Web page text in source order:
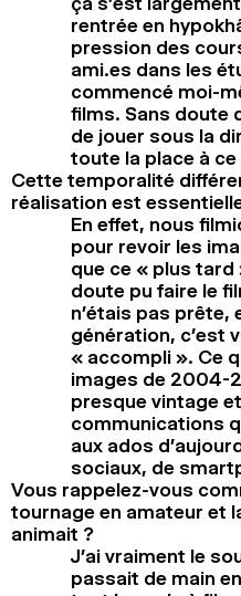
rentrée en
pression des
ami.es dans les
commencé moi-
films. Sans doute
de jouer sous la
toute la place à
Cette temporalité
réalisation est
En effet, nous
pour revoir les
que ce « plus tard
doute pu faire le
n’étais pas prête,
génération, c’est
« accompli ». Ce
images de 2004-
presque vintage
communications
aux ados
sociaux, de
Vous rappelez-vous
tournage en amateur et
animait ?
J’ai vraiment le
passait de main